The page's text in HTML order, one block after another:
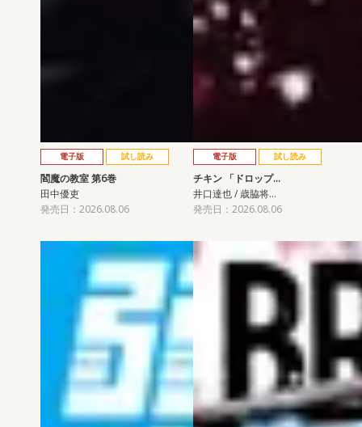
電子版 試し読み
閻魔の教室 第6巻
田中優吏
発売日：2026.08.06
電子版 試し読み
チキン 「ドロップ…
井口達也 / 歳脇将…
発売日：2026.08.06